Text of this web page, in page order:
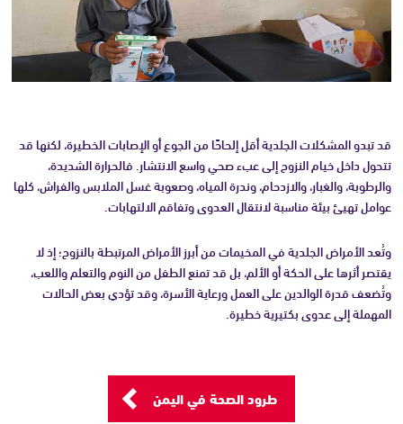
قد تبدو المشكلات الجلدية أقل إلحاحًا من الجوع أو الإصابات الخطيرة، لكنها قد
تتحول داخل خيام النزوح إلى عبء صحي واسع الانتشار. فالحرارة الشديدة،
والرطوبة، والغبار، والازدحام، وندرة المياه، وصعوبة غسل الملابس والفراش، كلها
عوامل تهيئ بيئة مناسبة لانتقال العدوى وتفاقم الالتهابات.
وتُعد الأمراض الجلدية في المخيمات من أبرز الأمراض المرتبطة بالنزوح؛ إذ لا
يقتصر أثرها على الحكة أو الألم، بل قد تمنع الطفل من النوم والتعلم واللعب،
وتُضعف قدرة الوالدين على العمل ورعاية الأسرة، وقد تؤدي بعض الحالات
المهملة إلى عدوى بكتيرية خطيرة.
طرود الصحة في اليمن